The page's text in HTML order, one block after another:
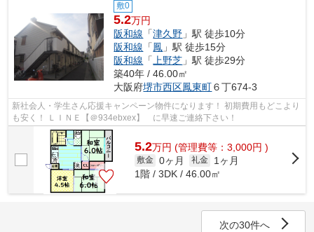
敷0
5.2万円
阪和線 「津久野 」駅 徒歩10分
阪和線 「鳳 」駅 徒歩15分
阪和線 「上野芝 」駅 徒歩29分
築40年 / 46.00㎡
大阪府堺市西区鳳東町６丁674-3
新社会人・学生さん応援キャンペーン物件になります！ 初期費用もどこより
も安く！ ＬＩＮＥ【＠934ebxex】 に早速ご連絡下さい！
5.2万円 (管理費等：3,000円 )
敷金 0ヶ月 礼金
1ヶ月
1階 / 3DK / 46.00㎡
次の30件へ